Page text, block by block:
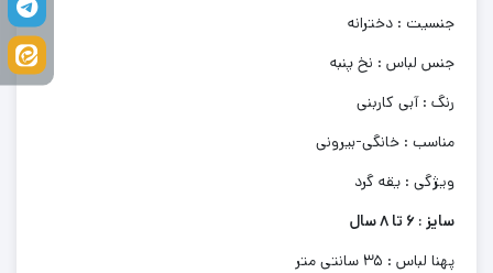
جنسیت : دخترانه
جنس لباس : نخ پنبه
رنگ : آبی کاربنی
مناسب : خانگی-بیرونی
ویژگی : یقه گرد
سایز : 6 تا 8 سال
پهنا لباس : 35 سانتی متر